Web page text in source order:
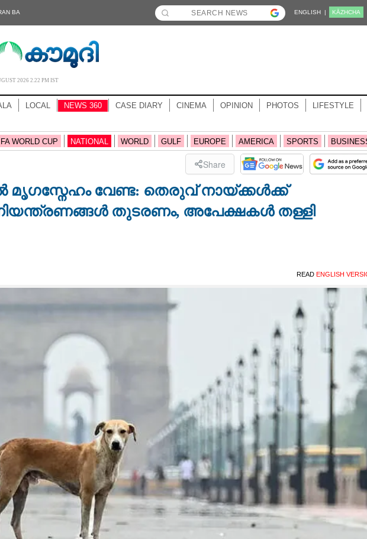
BA ENGLISH | KĀZHCHA
2026 2.22 PM IST
LOCAL NEWS 360 CASE DIARY CINEMA OPINION PHOTOS LIFESTYLE
WORLD CUP NATIONAL WORLD GULF EUROPE AMERICA SPORTS
Share
മൃഗസ്നേഹം വേണ്ട: തെരുവ് നായ്ക്കൾക്ക്
തുടരണം,​ അപേക്ഷകൾ തള്ളി
READ ENGLISH